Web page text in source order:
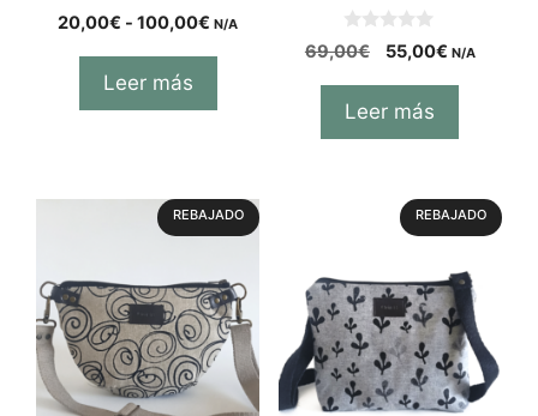
0
d
20,00€ - 100,00€ N/A
Leer más
0
d
69,00€ 55,00€ N/A
Leer más
REBAJADO REBAJADO